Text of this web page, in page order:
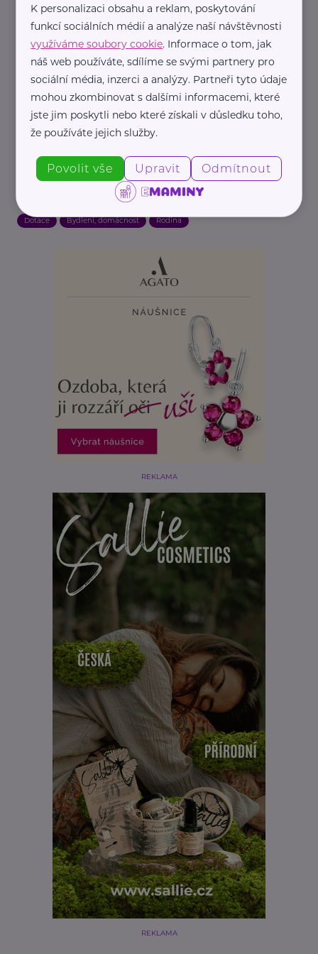
POZOR! O dávku přídavek na dítě lze žádat pouze
do 30. září 2025!
Od 1. října tato dávka zaniká a vstoupí v účinnost
zákon č. 151/2025 Sb., o dávce státní sociální
pomoci – superdávka.
Dotace Bydlení, domácnost Rodina
REKLAMA
REKLAMA
K personalizaci obsahu a reklam, poskytování
funkcí sociálních médií a analýze naší návštěvnosti
využíváme soubory cookie. Informace o tom, jak
náš web používáte, sdílíme se svými partnery pro
sociální média, inzerci a analýzy. Partneři tyto údaje
mohou zkombinovat s dalšími informacemi, které
jste jim poskytli nebo které získali v důsledku toho,
že používáte jejich služby.
Povolit vše Upravit Odmítnout